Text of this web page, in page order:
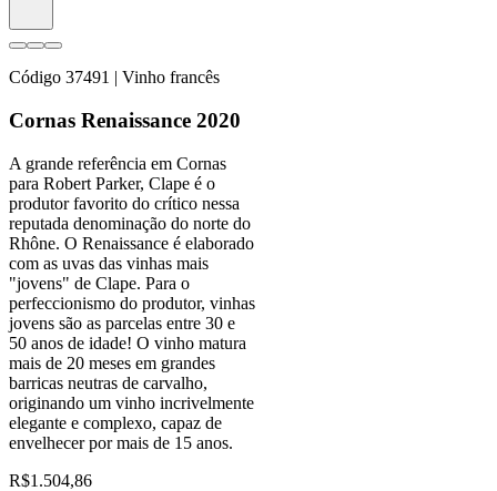
Código 37491 | Vinho francês
Cornas Renaissance 2020
A grande referência em Cornas
para Robert Parker, Clape é o
produtor favorito do crítico nessa
reputada denominação do norte do
Rhône. O Renaissance é elaborado
com as uvas das vinhas mais
"jovens" de Clape. Para o
perfeccionismo do produtor, vinhas
jovens são as parcelas entre 30 e
50 anos de idade! O vinho matura
mais de 20 meses em grandes
barricas neutras de carvalho,
originando um vinho incrivelmente
elegante e complexo, capaz de
envelhecer por mais de 15 anos.
R$1.504,86